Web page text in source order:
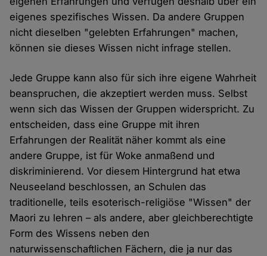
eigenes spezifisches Wissen. Da andere Gruppen
nicht dieselben "gelebten Erfahrungen" machen,
können sie dieses Wissen nicht infrage stellen.
Jede Gruppe kann also für sich ihre eigene Wahrheit
beanspruchen, die akzeptiert werden muss. Selbst
wenn sich das Wissen der Gruppen widerspricht. Zu
entscheiden, dass eine Gruppe mit ihren
Erfahrungen der Realität näher kommt als eine
andere Gruppe, ist für Woke anmaßend und
diskriminierend. Vor diesem Hintergrund hat etwa
Neuseeland beschlossen, an Schulen das
traditionelle, teils esoterisch-religiöse "Wissen" der
Maori zu lehren – als andere, aber gleichberechtigte
Form des Wissens neben den
naturwissenschaftlichen Fächern, die ja nur das